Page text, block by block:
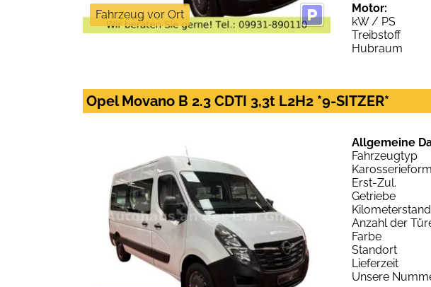
Fahrzeug vor Ort
Motor:
kW / PS
Treibstoff
Hubraum
Opel Movano B 2.3 CDTI 3,3t L2H2 *9-SITZER*
Allgemeine
Fahrzeugtyp
Karosserieform
Erst-Zul.
Getriebe
Kilometerstand
Anzahl der
Farbe
Standort
Lieferzeit
Unsere